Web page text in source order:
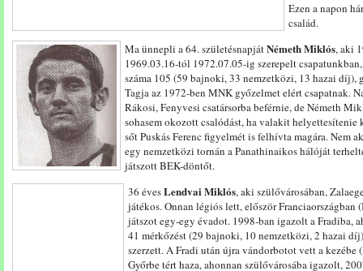
Ezen a napon
család.
Ma ünnepli a 64. születésnapjátNémeth Miklós, aki
1969.03.16-tól 1972.07.05-ig szerepelt
száma 105 (59 bajnoki, 33 nemzetközi, 13 hazai
Tagja az 1972-ben MNK győzelmet elért csapatnak.
Rákosi, Fenyvesi csatársorba beférnie, de Németh
sohasem okozott csalódást, ha valakit
sőt Puskás Ferenc figyelmét is felhívta magára. Nem
egy nemzetközi tornán a Panathinaikos hálóját
játszott BEK-döntőt.
36 évesLendvai Miklós, aki szülővárosában,
játékos. Onnan légiós lett, először
játszot egy-egy évadot. 1998-ban igazolt a Fradiba,
41 mérkőzést (29 bajnoki, 10 nemzetközi, 2 hazai
szerzett. A Fradi után újra vándorbotot vett a
Győrbe tért haza, ahonnan szülővárosába igazolt,